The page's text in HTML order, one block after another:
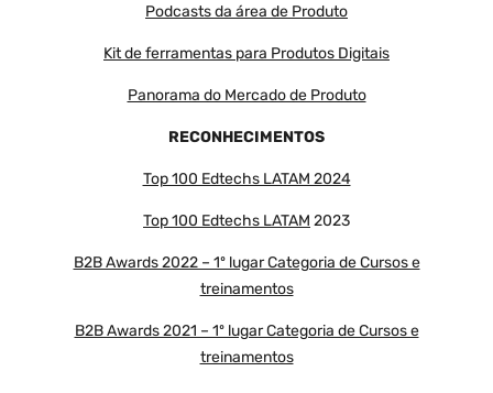
Podcasts da área de Produto
Kit de ferramentas para Produtos Digitais
Panorama do Mercado de Produto
RECONHECIMENTOS
Top 100 Edtechs LATAM 2024
Top 100 Edtechs LATAM 2023
B2B Awards 2022 – 1º lugar Categoria de Cursos e
treinamentos
B2B Awards 2021 – 1º lugar Categoria de Cursos e
treinamentos